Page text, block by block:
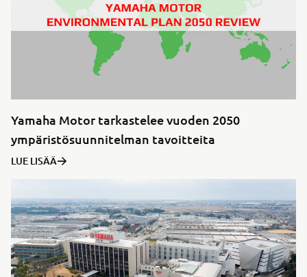
Yamaha Motor tarkastelee vuoden 2050
ympäristösuunnitelman tavoitteita
LUE LISÄÄ